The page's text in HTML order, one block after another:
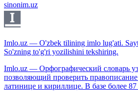
sinonim.uz
Imlo.uz — O'zbek tilining imlo lug'ati.
So'zning to'g'ri yozilishini tekshiring.
Imlo.uz — Орфографический словарь
позволяющий проверить правописание
латинице и кириллице. В базе более 87